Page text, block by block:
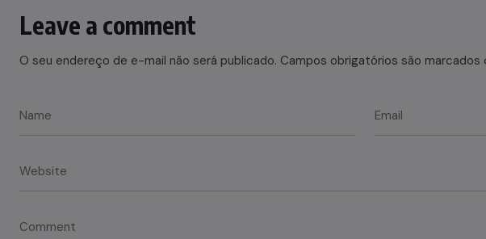
Leave a comment
O seu endereço de e-mail não será publicado. Campos obrigatórios são marcados